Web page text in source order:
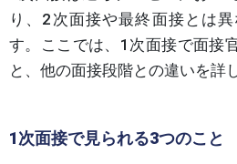
り、2次面接や最終面接とは
す。ここでは、1次面接で面接
と、他の面接段階との違いを詳
1次面接で見られる3つのこと